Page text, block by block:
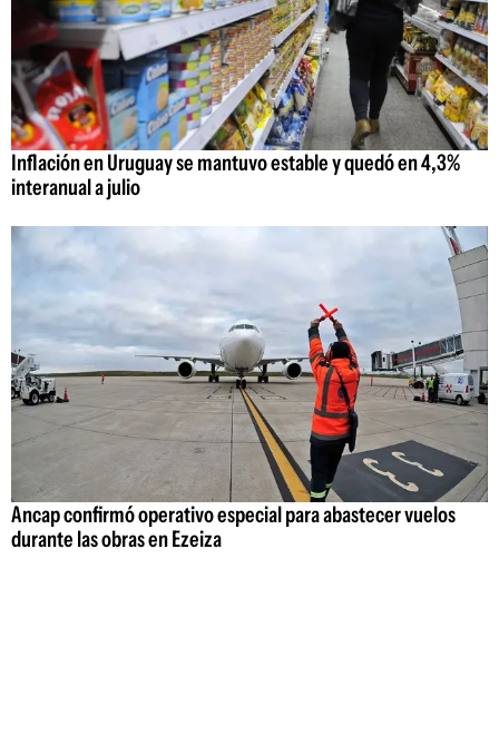
Inflación en Uruguay se mantuvo estable y quedó en 4,3%
interanual a julio
Ancap confirmó operativo especial para abastecer vuelos
durante las obras en Ezeiza